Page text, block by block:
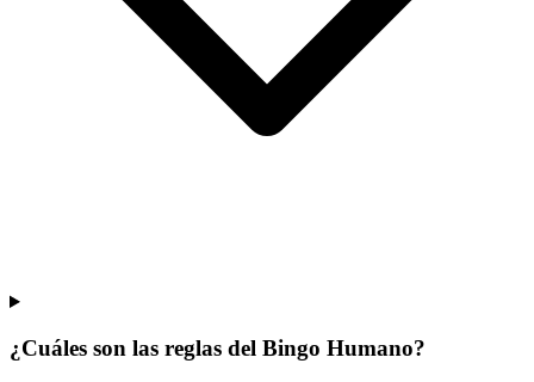
¿Cuáles son las reglas del Bingo Humano?